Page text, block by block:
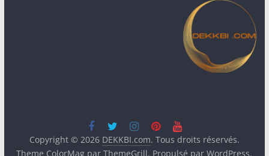
Copyright © 2026 DEKKBI.com. Tous droits réservés.
Theme ColorMag par ThemeGrill. Propulsé parWordPress.